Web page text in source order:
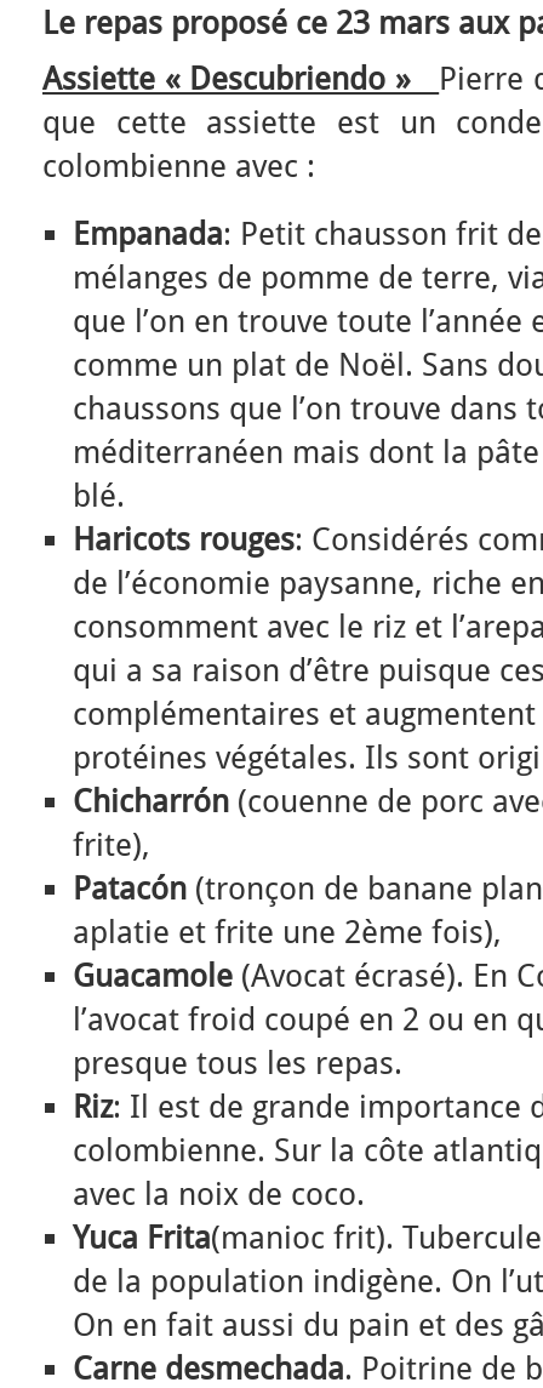
Le repas proposé ce 23 mars aux
Assiette « Descubriendo » Pierre
que cette assiette est un
colombienne avec :
Empanada: Petit chausson frit
mélanges de pomme de terre,
que l’on en trouve toute l’année
comme un plat de Noël. Sans
chaussons que l’on trouve dans
méditerranéen mais dont la
blé.
Haricots rouges: Considérés
de l’économie paysanne, riche
consomment avec le riz et
qui a sa raison d’être puisque
complémentaires et augmentent
protéines végétales. Ils sont
Chicharrón (couenne de porc
frite),
Patacón (tronçon de banane
aplatie et frite une 2ème fois),
Guacamole (Avocat écrasé). En
l’avocat froid coupé en 2 ou en
presque tous les repas.
Riz: Il est de grande importance
colombienne. Sur la côte
avec la noix de coco.
Yuca Frita(manioc frit).
de la population indigène. On
On en fait aussi du pain et des
Carne desmechada. Poitrine de